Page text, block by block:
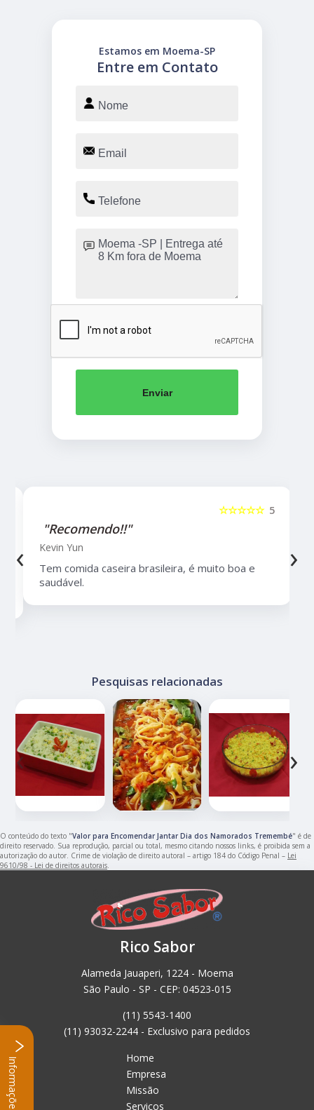
Entre em Contato
Estamos em Moema-SP
Enviar
5
☆☆☆☆☆
"Recomendo!!"
Kevin Yun
Tem comida caseira brasileira, é muito boa e
saudável.
‹ ›
Pesquisas relacionadas
‹ ›
O conteúdo do texto "Valor para Encomendar Jantar Dia dos Namorados Tremembé" é de
direito reservado. Sua reprodução, parcial ou total, mesmo citando nossos links, é proibida sem a
autorização do autor. Crime de violação de direito autoral – artigo 184 do Código Penal – Lei
9610/98 - Lei de direitos autorais.
Rico Sabor
Alameda Jauaperi, 1224 - Moema
São Paulo - SP - CEP: 04523-015
(11) 5543-1400
(11) 93032-2244 - Exclusivo para pedidos
Home
Empresa
Missão
Serviços
Informações